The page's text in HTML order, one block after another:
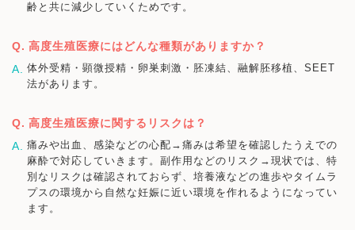
齢と共に減少していくためです。
高度生殖医療にはどんな種類がありますか？
体外受精・顕微授精・卵巣刺激・胚凍結、融解胚移植、SEET
法があります。
高度生殖医療に関するリスクは？
痛みや出血、感染などの心配→痛みは希望を確認したうえでの
麻酔で対応していきます。副作用などのリスク→現状では、特
別なリスクは確認されておらず、培養液などの進歩やタイムラ
プスの環境から自然な妊娠に近い環境を作れるようになってい
ます。